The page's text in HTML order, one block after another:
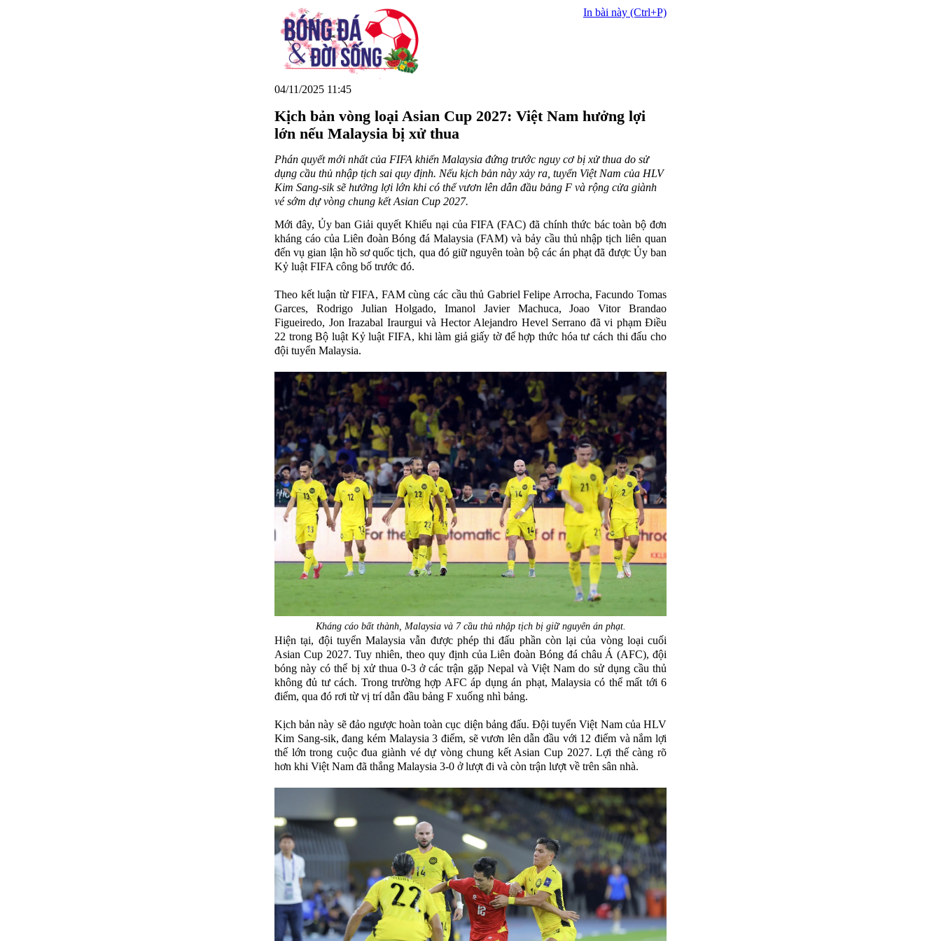
04/11/2025 11:45
In bài này (Ctrl+P)
Kịch bản vòng loại Asian Cup 2027: Việt Nam hưởng lợi
lớn nếu Malaysia bị xử thua
Phán quyết mới nhất của FIFA khiến Malaysia đứng trước nguy cơ bị xử thua do sử
dụng cầu thủ nhập tịch sai quy định. Nếu kịch bản này xảy ra, tuyển Việt Nam của HLV
Kim Sang-sik sẽ hưởng lợi lớn khi có thể vươn lên dẫn đầu bảng F và rộng cửa giành
vé sớm dự vòng chung kết Asian Cup 2027.
Mới đây, Ủy ban Giải quyết Khiếu nại của FIFA (FAC) đã chính thức bác toàn bộ đơn
kháng cáo của Liên đoàn Bóng đá Malaysia (FAM) và bảy cầu thủ nhập tịch liên quan
đến vụ gian lận hồ sơ quốc tịch, qua đó giữ nguyên toàn bộ các án phạt đã được Ủy ban
Kỷ luật FIFA công bố trước đó.
Theo kết luận từ FIFA, FAM cùng các cầu thủ Gabriel Felipe Arrocha, Facundo Tomas
Garces, Rodrigo Julian Holgado, Imanol Javier Machuca, Joao Vitor Brandao
Figueiredo, Jon Irazabal Iraurgui và Hector Alejandro Hevel Serrano đã vi phạm Điều
22 trong Bộ luật Kỷ luật FIFA, khi làm giả giấy tờ để hợp thức hóa tư cách thi đấu cho
đội tuyển Malaysia.
Kháng cáo bất thành, Malaysia và 7 cầu thủ nhập tịch bị giữ nguyên án phạt.
Hiện tại, đội tuyển Malaysia vẫn được phép thi đấu phần còn lại của vòng loại cuối
Asian Cup 2027. Tuy nhiên, theo quy định của Liên đoàn Bóng đá châu Á (AFC), đội
bóng này có thể bị xử thua 0-3 ở các trận gặp Nepal và Việt Nam do sử dụng cầu thủ
không đủ tư cách. Trong trường hợp AFC áp dụng án phạt, Malaysia có thể mất tới 6
điểm, qua đó rơi từ vị trí dẫn đầu bảng F xuống nhì bảng.
Kịch bản này sẽ đảo ngược hoàn toàn cục diện bảng đấu. Đội tuyển Việt Nam của HLV
Kim Sang-sik, đang kém Malaysia 3 điểm, sẽ vươn lên dẫn đầu với 12 điểm và nắm lợi
thế lớn trong cuộc đua giành vé dự vòng chung kết Asian Cup 2027. Lợi thế càng rõ
hơn khi Việt Nam đã thắng Malaysia 3-0 ở lượt đi và còn trận lượt về trên sân nhà.